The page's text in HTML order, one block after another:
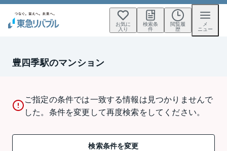
お気に
入り
検索条
件
閲覧履
歴
メ
ニュー
豊四季駅のマンション
ご指定の条件では一致する情報は見つかりませんで
した。条件を変更して再度検索をしてください。
検索条件を変更